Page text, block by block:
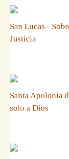
San Lucas -
Justicia
Santa Apolonia
solo a Dios